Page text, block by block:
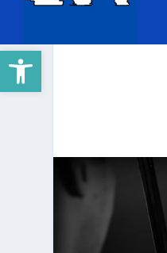
Ouvrir la barre d’outils